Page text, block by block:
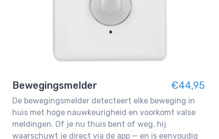
Bewegingsmelder €44,95
De bewegingsmelder detecteert elke beweging in
huis met hoge nauwkeurigheid en voorkomt valse
meldingen. Of je nu thuis bent of weg, hij
waarschuwt je direct via de app — en is eenvoudig